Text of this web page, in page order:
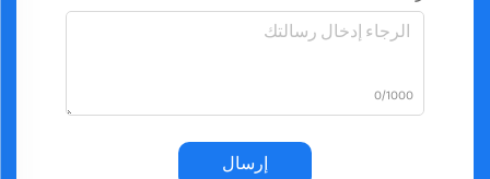
0/1000
إرسال